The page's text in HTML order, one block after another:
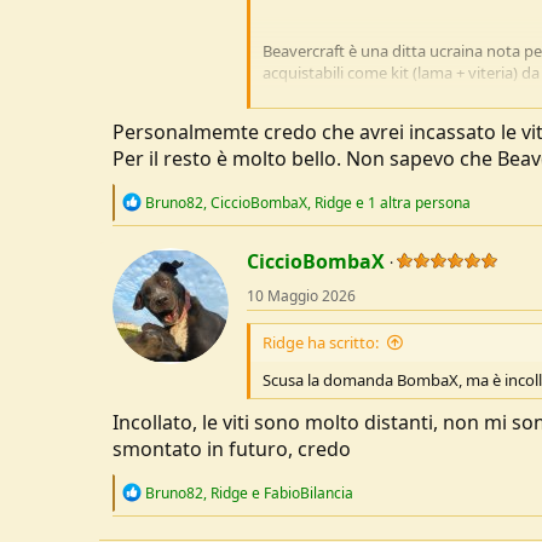
Beavercraft è una ditta ucraina nota
acquistabili come kit (lama + viteria) da
Ho voluto provarne una (lo Shadow,
di acciaio (1066 nero), un po' il
cercando di rimanere fedele alla
che impedisce di realizzare manici
sono sporgenti. Diversamente, però,
Alla fine ho scaldato e lucidato a cera,
Avessi avuto un parquet l'avrei
Vedi l'allegato 277075
Vedi l'allegato 277076
Vedi l'allegato 277077
Vedi l'allegato 277078 Vedi l'allegato
Personalmemte credo che avrei incassato le
Per il resto è molto bello. Non sapevo che
R
c
t
i
o
n
s
Bruno82,CiccioBombaX, Ridgee 1 altra persona
CiccioBombaX
10 Maggio 2026
Ridge ha scritto:
Scusa la domanda BombaX, ma è
Incollato, le viti sono molto distanti, non mi
smontato in futuro, credo
R
Bruno82, Ridgee FabioBilancia